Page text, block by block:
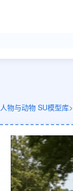
人物与动物 SU模型库>